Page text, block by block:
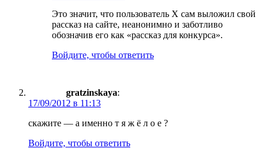
Это значит, что пользователь Х сам выложил свой
рассказ на сайте, неанонимно и заботливо
обозначив его как «рассказ для конкурса».
Войдите, чтобы ответить
gratzinskaya:
17/09/2012 в 11:13
скажите — а именно т я ж ё л о е ?
Войдите, чтобы ответить